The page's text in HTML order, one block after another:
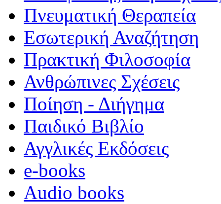
Πνευματική Θεραπεία
Εσωτερική Αναζήτηση
Πρακτική Φιλοσοφία
Ανθρώπινες Σχέσεις
Ποίηση - Διήγημα
Παιδικό Βιβλίο
Αγγλικές Εκδόσεις
e-books
Audio books